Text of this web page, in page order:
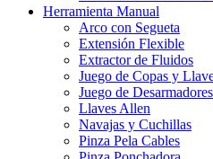
Herramienta Manual
Arco con Segueta
Extensión Flexible
Extractor de Fluidos
Juego de Copas y
Juego de Desarmadores
Llaves Allen
Navajas y Cuchillas
Pinza Pela Cables